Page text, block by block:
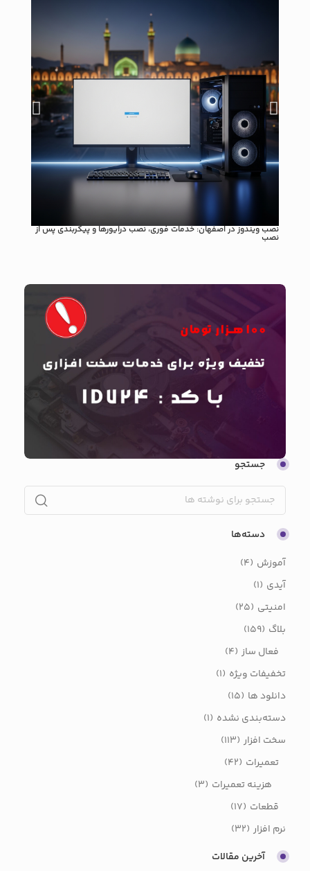
نصب ویندوز در اصفهان: خدمات فوری، نصب درایورها و پیکربندی پس از
نصب
جستجو
دسته‌ها
آموزش (4)
آیدی (1)
امنیتی (25)
بلاگ (159)
فعال ساز (4)
تخفیفات ویژه (1)
دانلود ها (15)
دسته‌بندی نشده (1)
سخت افزار (113)
تعمیرات (42)
هزینه تعمیرات (3)
قطعات (17)
نرم افزار (32)
آخرین مقالات